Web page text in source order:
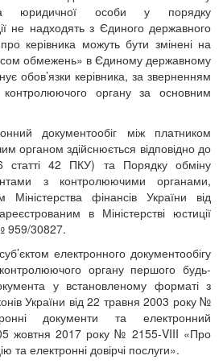
юридичної особи у порядку
не надходять з Єдиного державного
керівника можуть бути змінені на
обмежень» в Єдиному державному
обов’язки керівника, за зверненням
контролюючого органу за основним
документообіг між платником
органом здійснюється відповідно до
42 ПКУ) та Порядку обміну
з контролюючими органами,
Міністерства фінансів України від
в Міністерстві юстиції
959/30827.
електронного документообігу
органу першого будь-
у встановленому форматі з
України від 22 травня 2003 року №
документи та електронний
05 жовтня 2017 року № 2155-VIII «Про
та електронні довірчі послуги».